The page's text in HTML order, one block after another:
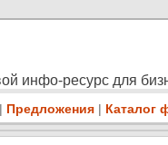
инфо-ресурс для
| Предложения | Каталог